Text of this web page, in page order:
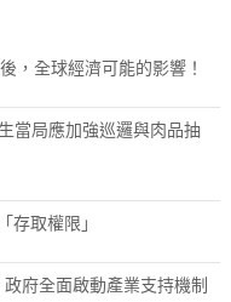
，全球經濟可能的影響！
當局應加強巡邏與肉品抽
取權限」
府全面啟動產業支持機制